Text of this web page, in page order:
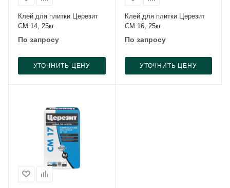
Клей для плитки Церезит
CM 14, 25кг
По запросу
УТОЧНИТЬ ЦЕНУ
Клей для плитки Церезит
CM 16, 25кг
По запросу
УТОЧНИТЬ ЦЕНУ